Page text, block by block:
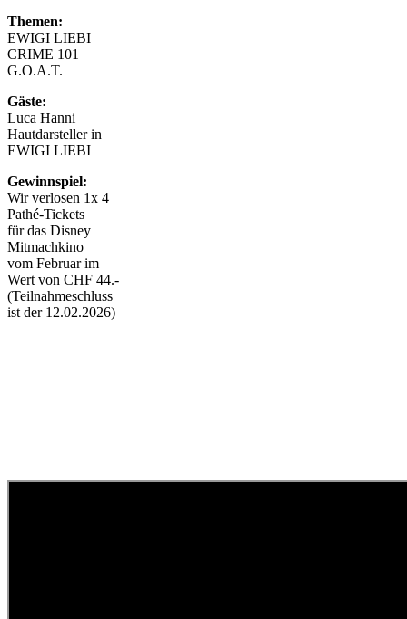
Themen:
EWIGI LIEBI
CRIME 101
G.O.A.T.
Gäste:
Luca Hanni
Hautdarsteller in
EWIGI LIEBI
Gewinnspiel:
Wir verlosen 1x 4
Pathé-Tickets
für das Disney
Mitmachkino
vom Februar im
Wert von CHF 44.-
(Teilnahmeschluss
ist der 12.02.2026)